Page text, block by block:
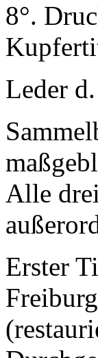
8°.
Leder
Alle
Erster